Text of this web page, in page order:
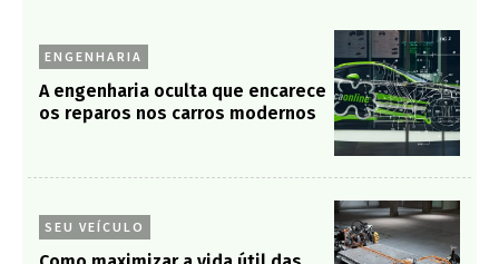
ENGENHARIA
A engenharia oculta que encarece
os reparos nos carros modernos
SEU VEÍCULO